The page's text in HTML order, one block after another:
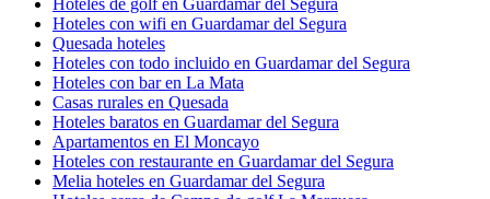
Hoteles con wifi en Guardamar del Segura
Quesada hoteles
Hoteles con todo incluido en Guardamar del Segura
Hoteles con bar en La Mata
Casas rurales en Quesada
Hoteles baratos en Guardamar del Segura
Apartamentos en El Moncayo
Hoteles con restaurante en Guardamar del Segura
Melia hoteles en Guardamar del Segura